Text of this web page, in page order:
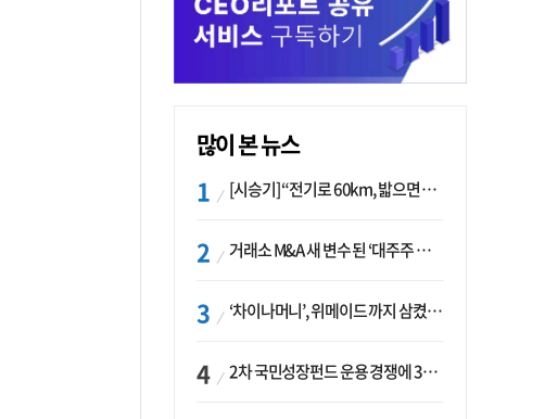
많이 본 뉴스
[시승기] “전기로 60km, 밟으면 462마력”…볼보 XC60 T8의 두 얼굴
거래소 M&A 새 변수 된 ‘대주주 심사’…네이버·두나무 결합도 영향권
‘차이나머니’, 위메이드 까지 삼켰다… K콘텐츠, 글로벌 확장에도 中 투자 ‘경계령’
2차 국민성장펀드 운용 경쟁에 33개사 몰렸다…신한·하나 등 새 얼굴 대거 합류